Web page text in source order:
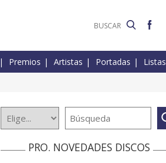
Premios Artistas Portadas Listas
PRO. NOVEDADES DISCOS